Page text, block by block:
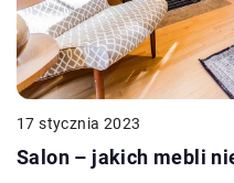
17 stycznia 2023
Salon – jakich mebli